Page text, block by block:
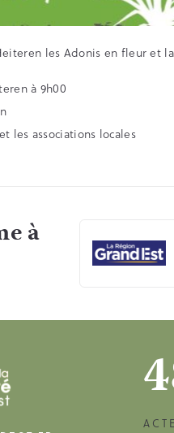
les Adonis en fleur et
à 9h00
les associations locales
à